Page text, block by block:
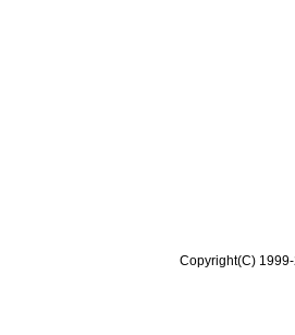
Copyright(C)